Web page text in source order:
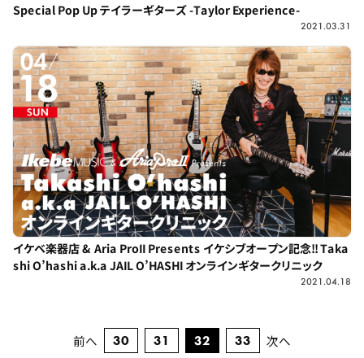
Special Pop Up テイラーギターズ -Taylor Experience-
2021.03.31
イケベ楽器店 & Aria ProII Presents イケシブオープン記念!! Taka
shi O’hashi a.k.a JAIL O’HASHI オンラインギタークリニック
2021.04.18
前へ 30 31 32 33 次へ